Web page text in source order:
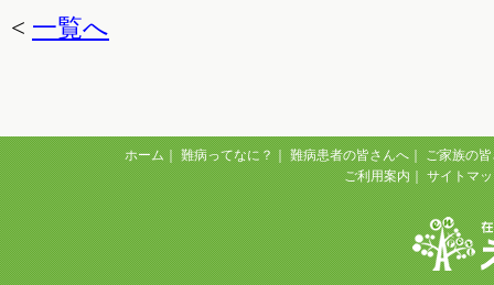
< 一覧へ
ホーム｜ 難病ってなに？｜ 難病患者の皆さんへ｜ ご家族の
ご利用案内｜ サイトマ